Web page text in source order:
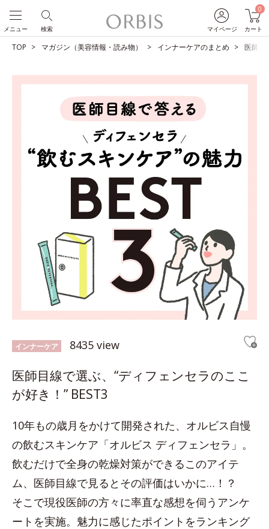
マイページ
0
カート
検索
メニュー
TOP マガジン（美容情報・読み物） インナーケアのまとめ 医師目
インナーケア 8435 view
医師目線で選ぶ、“ディフェンセラのここ
が好き！” BEST3
10年もの歳月をかけて開発された、オルビス自慢
の飲むスキンケア「オルビス ディフェンセラ」。
飲むだけで全身の乾燥対策ができるこのアイテ
ム、医師目線で見るとその評価はいかに…！？
そこで現役医師の方々に率直な感想を伺うアンケ
ートを実施。魅力に感じたポイントをランキング